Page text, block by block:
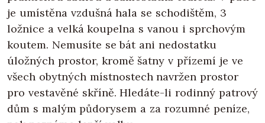
je umístěna vzdušná hala se schodištěm, 3
ložnice a velká koupelna s vanou i sprchovým
koutem. Nemusíte se bát ani nedostatku
úložných prostor, kromě šatny v přízemí je ve
všech obytných místnostech navržen prostor
pro vestavěné skříně. Hledáte-li rodinný patrový
dům s malým půdorysem a za rozumné peníze,